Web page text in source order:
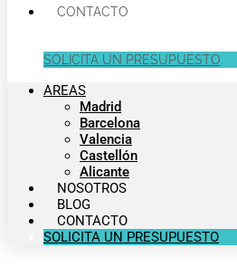
CONTACTO
SOLICITA UN PRESUPUESTO
AREAS
Madrid
Barcelona
Valencia
Castellón
Alicante
NOSOTROS
BLOG
CONTACTO
SOLICITA UN PRESUPUESTO